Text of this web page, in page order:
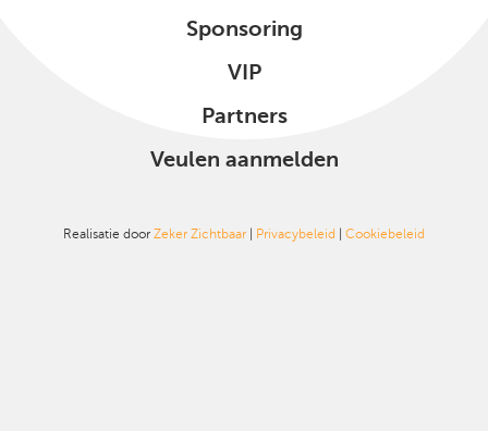
Sponsoring
VIP
Partners
Veulen aanmelden
Realisatie door Zeker Zichtbaar | Privacybeleid | Cookiebeleid